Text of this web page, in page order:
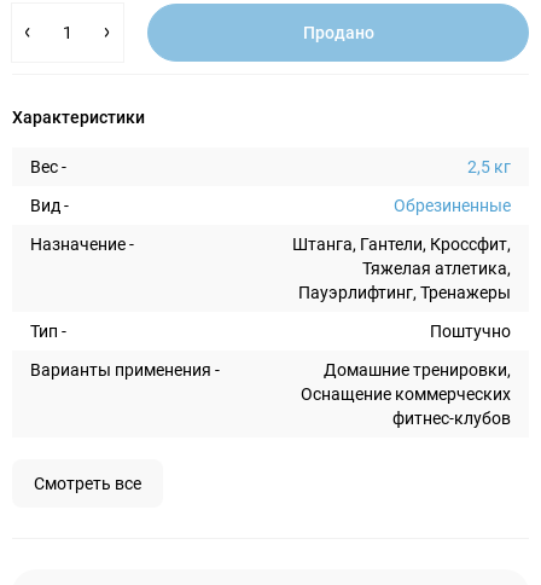
Продано
Характеристики
Вес -
2,5 кг
Вид -
Обрезиненные
Назначение -
Штанга, Гантели, Кроссфит,
Тяжелая атлетика,
Пауэрлифтинг, Тренажеры
Тип -
Поштучно
Варианты применения -
Домашние тренировки,
Оснащение коммерческих
фитнес-клубов
Смотреть все